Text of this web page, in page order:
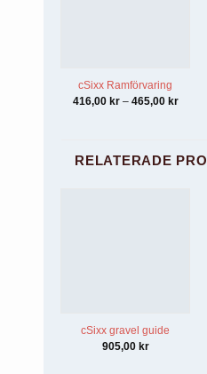
cSixx Ramförvaring
416,00 kr – 465,00 kr
RELATERADE
cSixx gravel guide
905,00 kr